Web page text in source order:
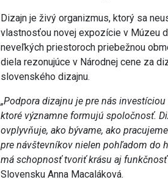
Dizajn je živý organizmus, ktorý sa
vlastnosťou novej expozície v Múzeu
neveľkých priestoroch priebežnou
diela rezonujúce v Národnej cene za
slovenského dizajnu.
„Podpora dizajnu je pre nás
ktoré významne formujú spoločnosť.
ovplyvňuje, ako bývame, ako
pre návštevníkov nielen pohľadom do
má schopnosť tvoriť krásu aj funkčnosť
Slovensku Anna Macaláková.